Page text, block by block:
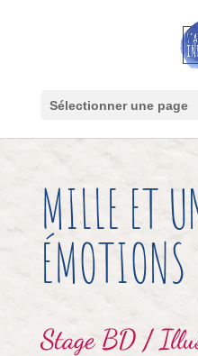
Sélectionner une page
MILLE ET
ÉMOTIONS
Stage BD /